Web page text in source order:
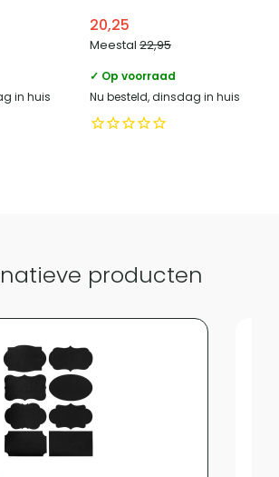
in huis
20,25
Meestal 22,95
✓ Op voorraad
Nu besteld, dinsdag in huis
producten